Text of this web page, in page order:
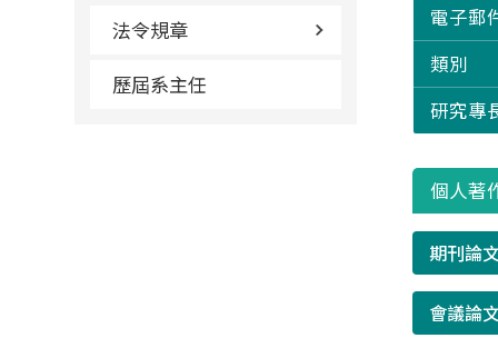
法令規章
歷屆系主任
電子郵
類別
研究專
個人著
期刊論
會議論